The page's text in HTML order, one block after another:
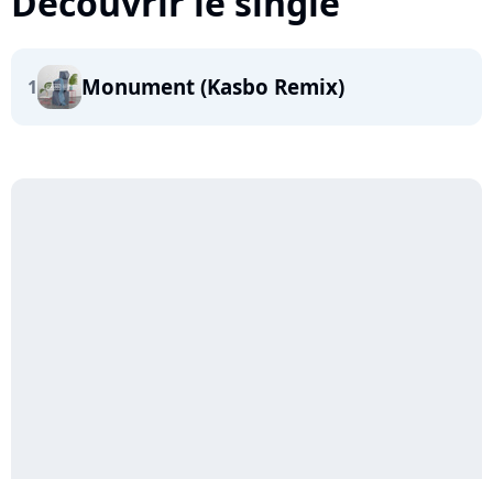
1 Monument (Kasbo Remix)